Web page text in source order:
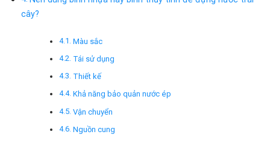
cây?
Màu sắc
Tái sử dụng
Thiết kế
Khả năng bảo quản nước ép
Vận chuyển
Nguồn cung